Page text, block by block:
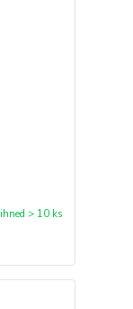
ihned > 10 ks